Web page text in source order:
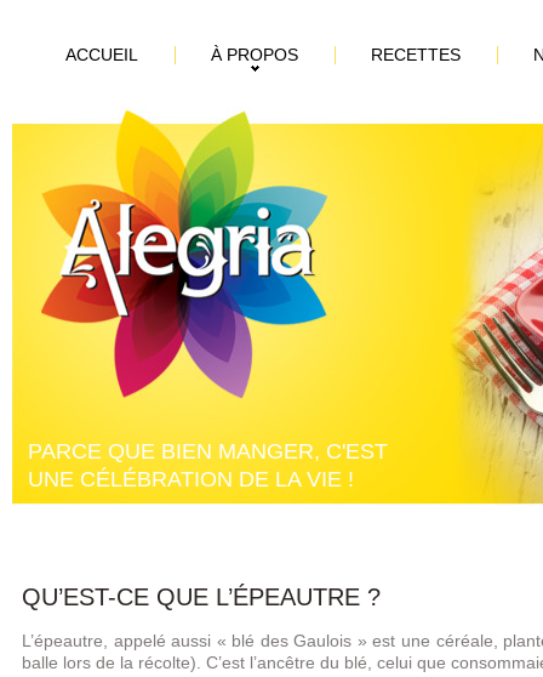
ACCUEIL À PROPOS RECETTES
PARCE QUE BIEN MANGER, C'EST
UNE CÉLÉBRATION DE LA VIE !
QU’EST-CE QUE L’ÉPEAUTRE ?
L’épeautre, appelé aussi « blé des Gaulois » est une céréale,
balle lors de la récolte). C’est l’ancêtre du blé, celui que